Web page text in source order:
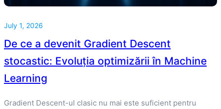
July 1, 2026
De ce a devenit Gradient Descent
stocastic: Evoluția optimizării în Machine
Learning
Gradient Descent-ul clasic nu mai este suficient pentru